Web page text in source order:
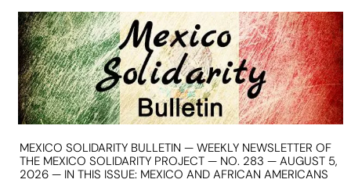
MEXICO SOLIDARITY BULLETIN — WEEKLY NEWSLETTER OF
THE MEXICO SOLIDARITY PROJECT — NO. 283 — AUGUST 5,
2026 — IN THIS ISSUE: MEXICO AND AFRICAN AMERICANS